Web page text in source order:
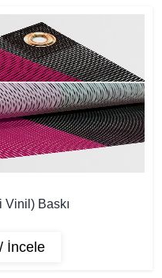
Baskı
İncele